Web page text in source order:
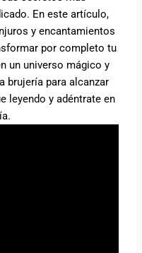
En este artículo,
y encantamientos
por completo tu
un universo mágico y
brujería para alcanzar
leyendo y adéntrate en